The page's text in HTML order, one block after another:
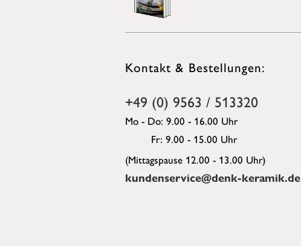
Kontakt & Bestellungen:
+49 (0) 9563 / 513320
Mo - Do: 9.00 - 16.00 Uhr
Fr: 9.00 - 15.00 Uhr
(Mittagspause 12.00 - 13.00 Uhr)
kundenservice@denk-keramik.de